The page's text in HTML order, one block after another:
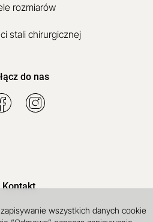
rozmiarów
stali chirurgicznej
do nas
Kontakt
wszystkich danych cookie